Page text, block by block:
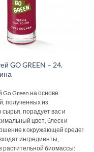
GO GREEN – 24.
Go Green на основе
полученных из
сырья, порадует вас и
цвет, блеск и
к окружающей среде!
ингредиенты,
растительной биомассы: